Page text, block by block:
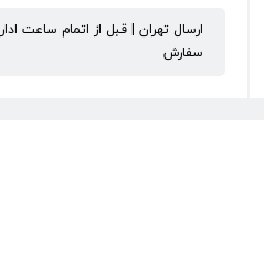
ارسال تهران | قبل از اتمام ساعت
سفارش